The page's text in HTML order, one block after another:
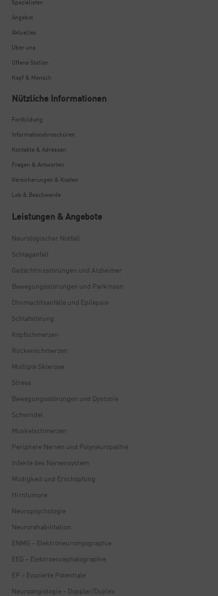
Spezialisten
Angebot
Aktuelles
Über uns
Offene Stellen
Kopf & Mensch
Nützliche Informationen
Fortbildung
Informationsbroschüren
Kontakte & Adressen
Fragen & Antworten
Versicherungen & Kosten
Lob & Beschwerde
Leistungen & Angebote
Neurologischer Notfall
Schlaganfall
Gedächtnisstörungen und Alzheimer
Bewegungsstörungen und Parkinson
Ohnmachtsanfälle und Epilepsie
Schlafstörung
Kopfschmerzen
Rückenschmerzen
Multiple Sklerose
Stress
Bewegungsstörungen und Dystonie
Schwindel
Muskelschmerzen
Periphere Nerven und Polyneuropathie
Infekte des Nervensystem
Müdigkeit und Erschöpfung
Hirntumore
Neuropsychologie
Neurorehabilitation
ENMG – Elektroneuromyographie
EEG – Elektroencephalographie
EP – Evozierte Potentiale
Neuroangiologie – Doppler/Duplex